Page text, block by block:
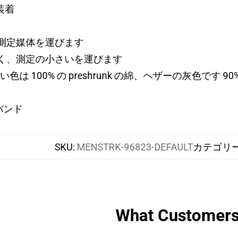
着
定媒体を運びます
、測定の小さいを運びます
色は 100% の preshrunk の綿、ヘザーの灰色です
ンド
SKU: MENSTRK-96823-DEFAULTカテゴリ
What